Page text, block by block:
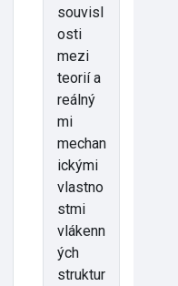
souvisl
osti
mezi
teorií a
reálný
mi
mechan
ickými
vlastno
stmi
vlákenn
ých
struktur